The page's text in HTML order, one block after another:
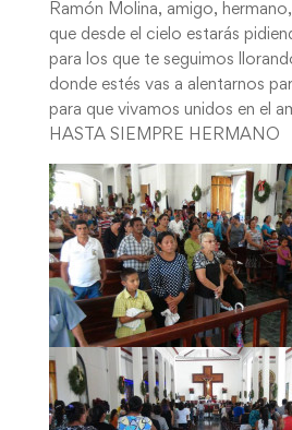
Ramón Molina, amigo,
que desde el cielo estarás
para los que te seguimos
donde estés vas a alentarnos
para que vivamos unidos en el
HASTA SIEMPRE HERMANO